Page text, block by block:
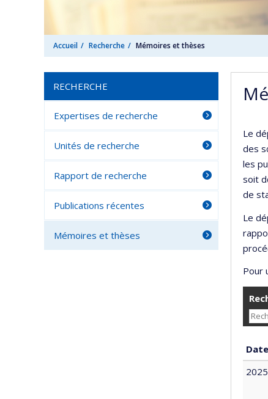
Accueil Recherche Mémoires et thèses
Le
des
les
soit
de
Le
Pour
Date
2025
RECHERCHE
Expertises de recherche
Unités de recherche
Rapport de recherche
Publications récentes
Mémoires et thèses